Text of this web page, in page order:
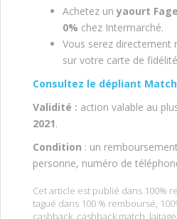
Achetez unyaourt
0% chez Intermarché.
Vous serez directement
sur votre carte de
Consultez le dépliant
Validité : action valable au
2021.
Condition : un
personne, numéro de
Cet article est publié dans 100%
tagué dans 100 % remboursé,
cashback, cashback match,